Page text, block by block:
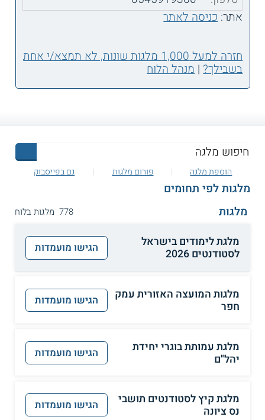
אתר:כניסה לאתר
חזרה למעל 1,000 מלגות שונות, לא תמצא/י אחת
בשבילך?|מנהל הלוח
הוספת מלגה פורום מלגות גם בפייסבוק
מלגות לפי תחומים
מלגות
778 מלגות בלוח
מלגת לימודים בישראל
לסטודנטים 2026
הגישו מועמדות
מלגות המועצה האזורית עמק
חפר
הגישו מועמדות
מלגת עמותת בוגרי יחידת
יהל"ם
הגישו מועמדות
מלגת קיץ לסטודנטים תושבי
נס ציונה
הגישו מועמדות